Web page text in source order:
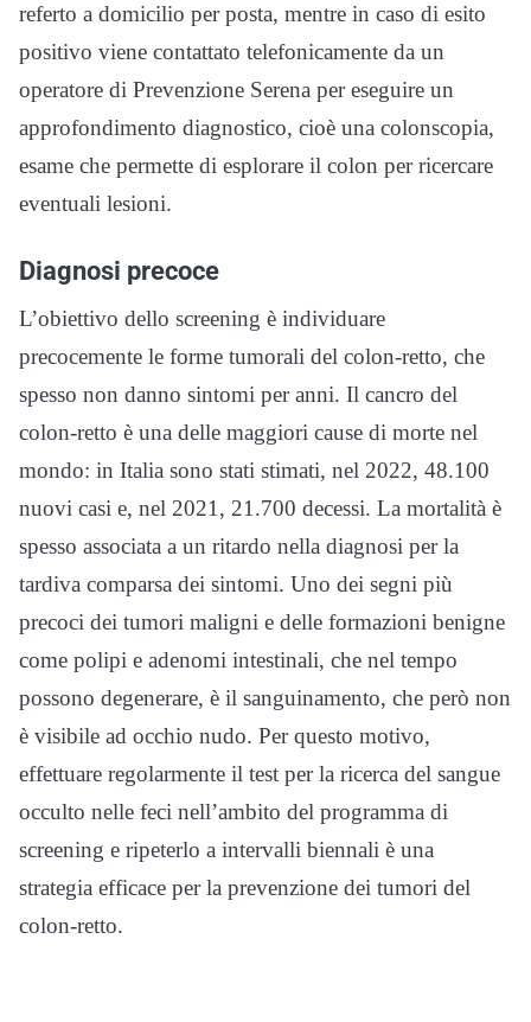
referto a domicilio per posta, mentre in caso di esito
positivo viene contattato telefonicamente da un
operatore di Prevenzione Serena per eseguire un
approfondimento diagnostico, cioè una colonscopia,
esame che permette di esplorare il colon per ricercare
eventuali lesioni.
Diagnosi precoce
L’obiettivo dello screening è individuare
precocemente le forme tumorali del colon-retto, che
spesso non danno sintomi per anni. Il cancro del
colon-retto è una delle maggiori cause di morte nel
mondo: in Italia sono stati stimati, nel 2022, 48.100
nuovi casi e, nel 2021, 21.700 decessi. La mortalità è
spesso associata a un ritardo nella diagnosi per la
tardiva comparsa dei sintomi. Uno dei segni più
precoci dei tumori maligni e delle formazioni benigne
come polipi e adenomi intestinali, che nel tempo
possono degenerare, è il sanguinamento, che però non
è visibile ad occhio nudo. Per questo motivo,
effettuare regolarmente il test per la ricerca del sangue
occulto nelle feci nell’ambito del programma di
screening e ripeterlo a intervalli biennali è una
strategia efficace per la prevenzione dei tumori del
colon-retto.